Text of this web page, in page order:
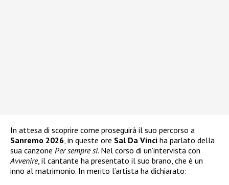
In attesa di scoprire come proseguirà il suo percorso a
Sanremo 2026 , in queste ore Sal Da Vinci ha parlato della
sua canzone Per sempre sì. Nel corso di un’intervista con
Avvenire, il cantante ha presentato il suo brano, che è un
inno al matrimonio. In merito l’artista ha dichiarato: